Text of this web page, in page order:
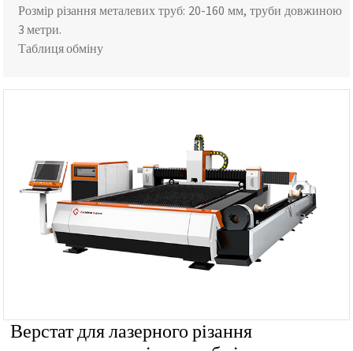
Розмір різання металевих труб: 20-160 мм, труби довжиною
3 метри.
Таблиця обміну
Верстат для лазерного різання